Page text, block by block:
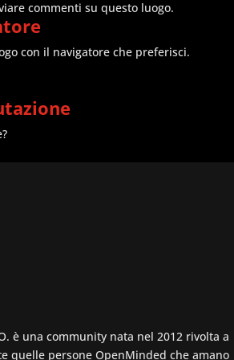
commenti su questo luogo.
con il navigatore che preferisci.
è una community nata nel 2012 rivolta a
quelle persone OpenMinded che amano